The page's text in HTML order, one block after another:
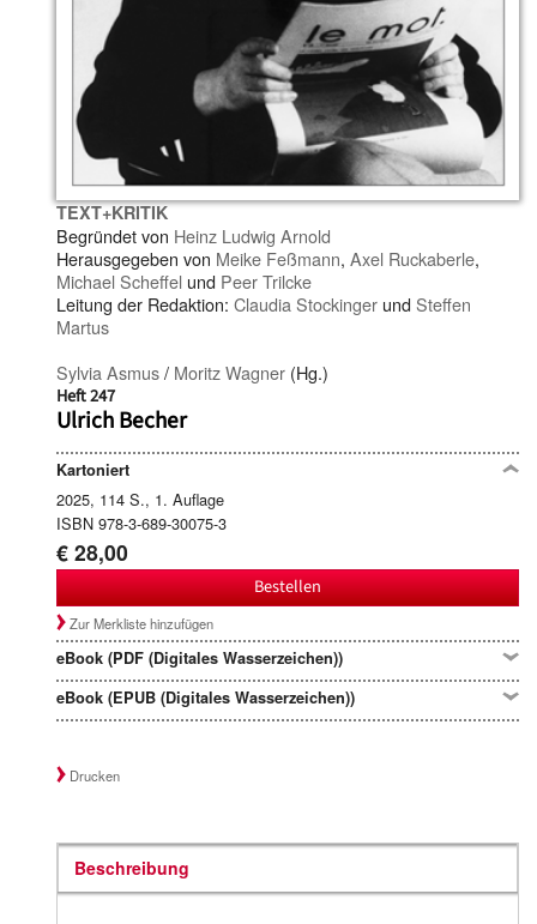
TEXT+KRITIK
Begründet von Heinz Ludwig Arnold
Herausgegeben von Meike Feßmann, Axel Ruckaberle,
Michael Scheffel und Peer Trilcke
Leitung der Redaktion: Claudia Stockinger undSteffen
Martus
Sylvia Asmus/ Moritz Wagner (Hg.)
Heft 247
Ulrich Becher
Kartoniert
2025, 114 S., 1. Auflage
ISBN 978-3-689-30075-3
€ 28,00
Bestellen
Zur Merkliste hinzufügen
eBook (PDF (Digitales Wasserzeichen))
eBook (EPUB (Digitales Wasserzeichen))
Drucken
Beschreibung